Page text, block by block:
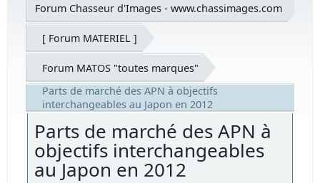
Forum Chasseur d'Images - www.chassimages.com
[ Forum MATERIEL ]
Forum MATOS "toutes marques"
Parts de marché des APN à objectifs
interchangeables au Japon en 2012
Parts de marché des APN à
objectifs interchangeables
au Japon en 2012